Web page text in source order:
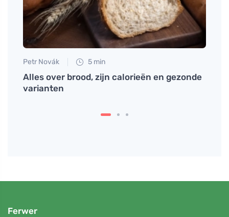
Petr Novák 5 min
Alles over brood, zijn calorieën en gezonde
varianten
Ferwer